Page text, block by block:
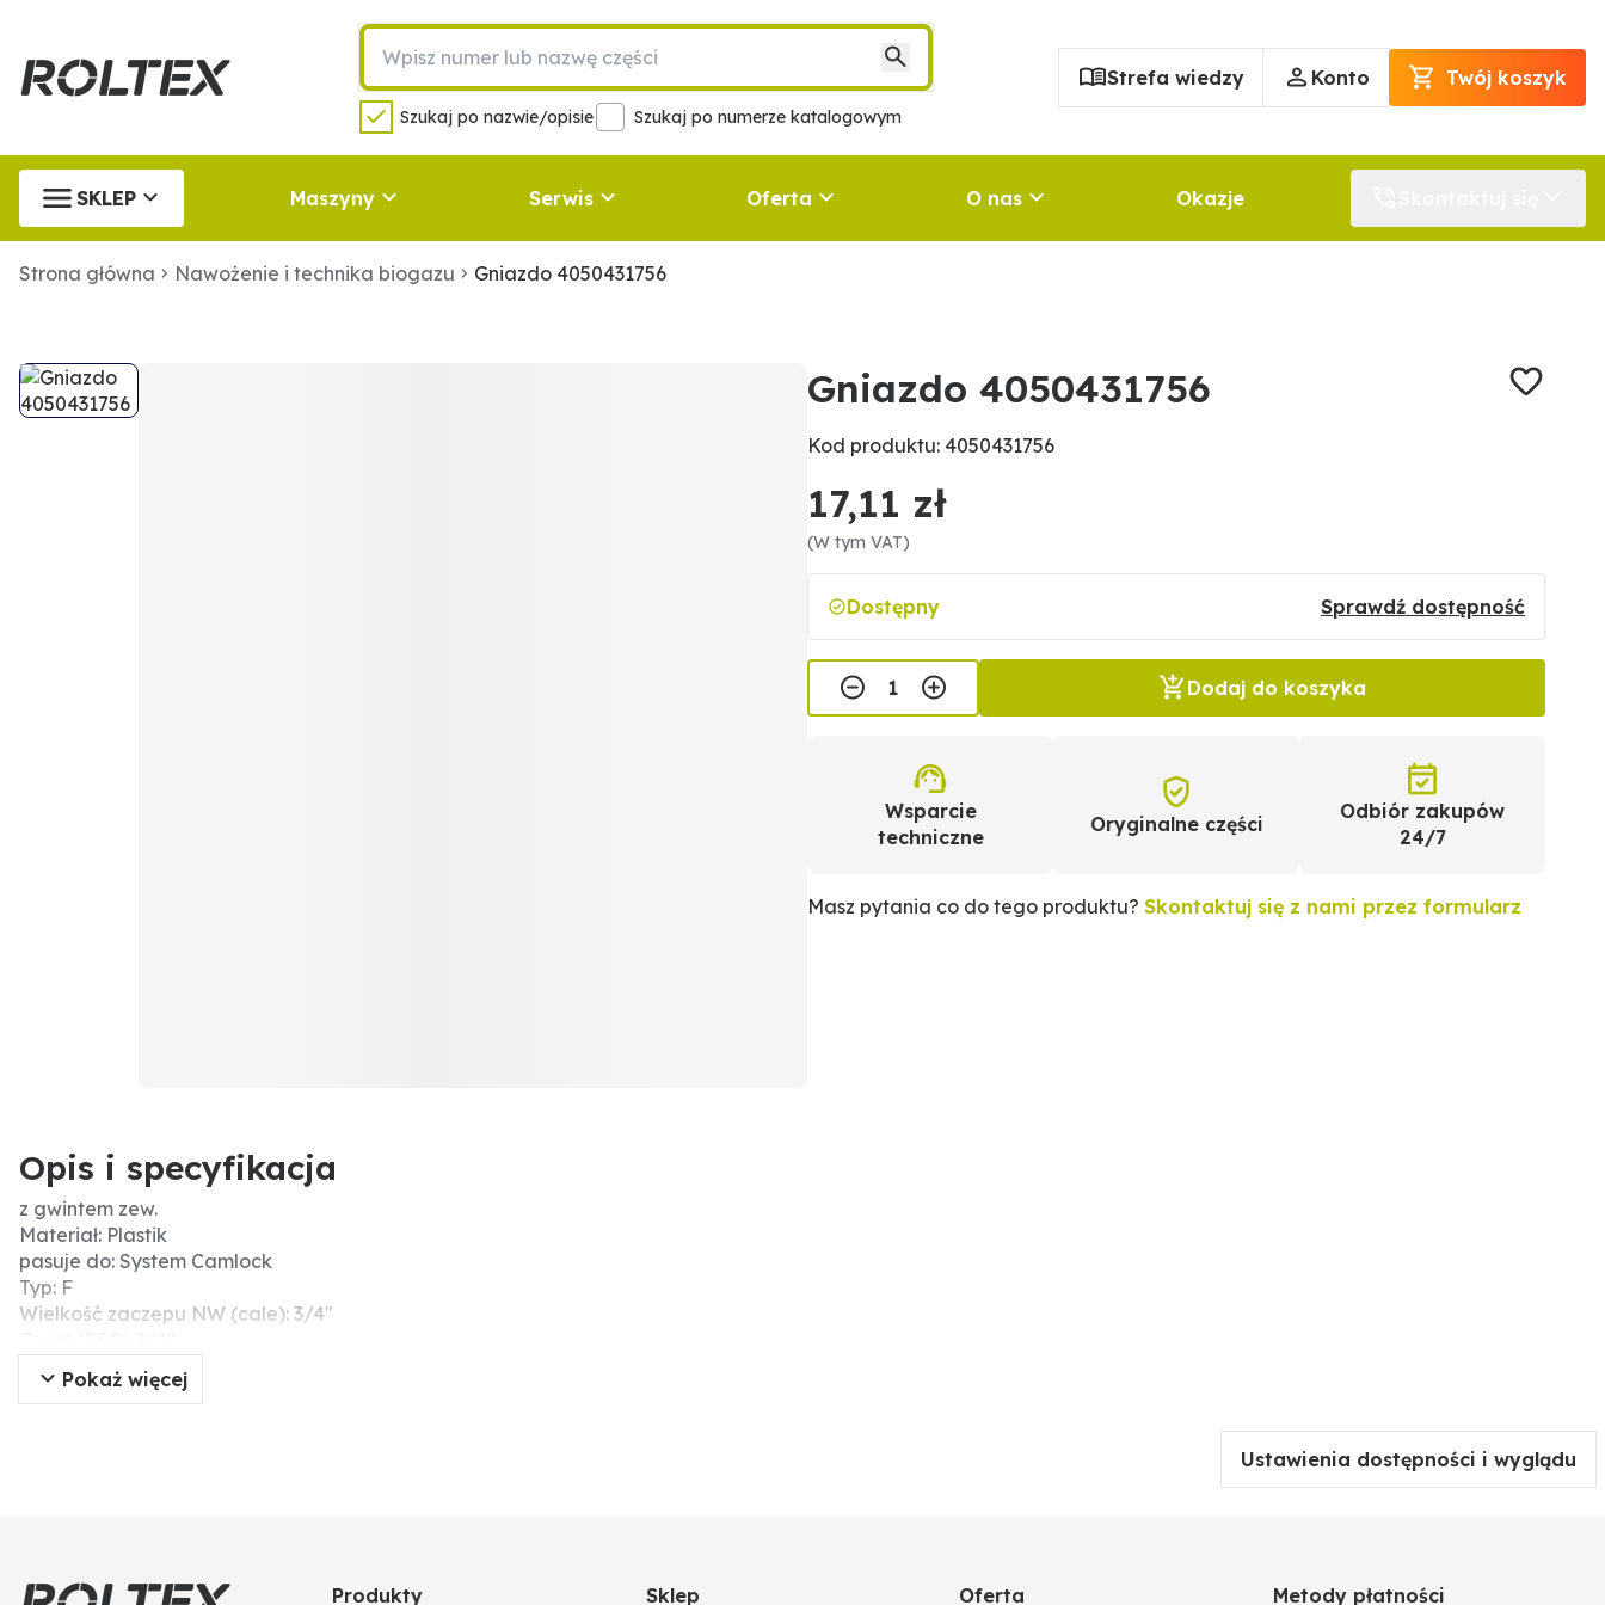
Szukaj po nazwie/opisie Szukaj po numerze katalogowym
Strefa wiedzy Konto Twój koszyk
SKLEP Maszyny Serwis Oferta O nas Okazje
Strona główna Nawożenie i technika biogazu Gniazdo 4050431756
Gniazdo 4050431756
Kod produktu: 4050431756
17,11 zł
(W tym VAT)
Dostępny Sprawdź dostępność
Dodaj do koszyka
Wsparcie
techniczne
Oryginalne części
Odbiór zakupów
24/7
Masz pytania co do tego produktu? Skontaktuj się z nami przez formularz
Opis i specyfikacja
z gwintem zew.
Materiał: Plastik
pasuje do: System Camlock
Typ: F
Wielkość zaczepu NW (cale): 3/4"
Pokaż więcej
Ustawienia dostępności i wyglądu
Produkty Sklep Oferta Metody płatności